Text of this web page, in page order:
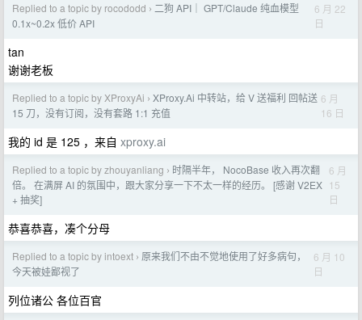
Replied to a topic by rocododd › 二狗 API｜ GPT/Claude 纯血模型
0.1x~0.2x 低价 API
6 月 22
日
tan
谢谢老板
Replied to a topic by XProxyAi › XProxy.Ai 中转站，给 V 送福利 回帖送
15 刀，没有订阅，没有套路 1:1 充值
6 月
16 日
我的 id 是 125 ，来自 xproxy.ai
Replied to a topic by zhouyanliang › 时隔半年， NocoBase 收入再次翻
倍。 在满屏 AI 的氛围中，跟大家分享一下不太一样的经历。 [感谢 V2EX
+ 抽奖]
6 月
15
日
恭喜恭喜，凑个分母
Replied to a topic by intoext › 原来我们不由不觉地使用了好多病句，
今天被娃鄙视了
6 月 10
日
列位诸公 各位百官